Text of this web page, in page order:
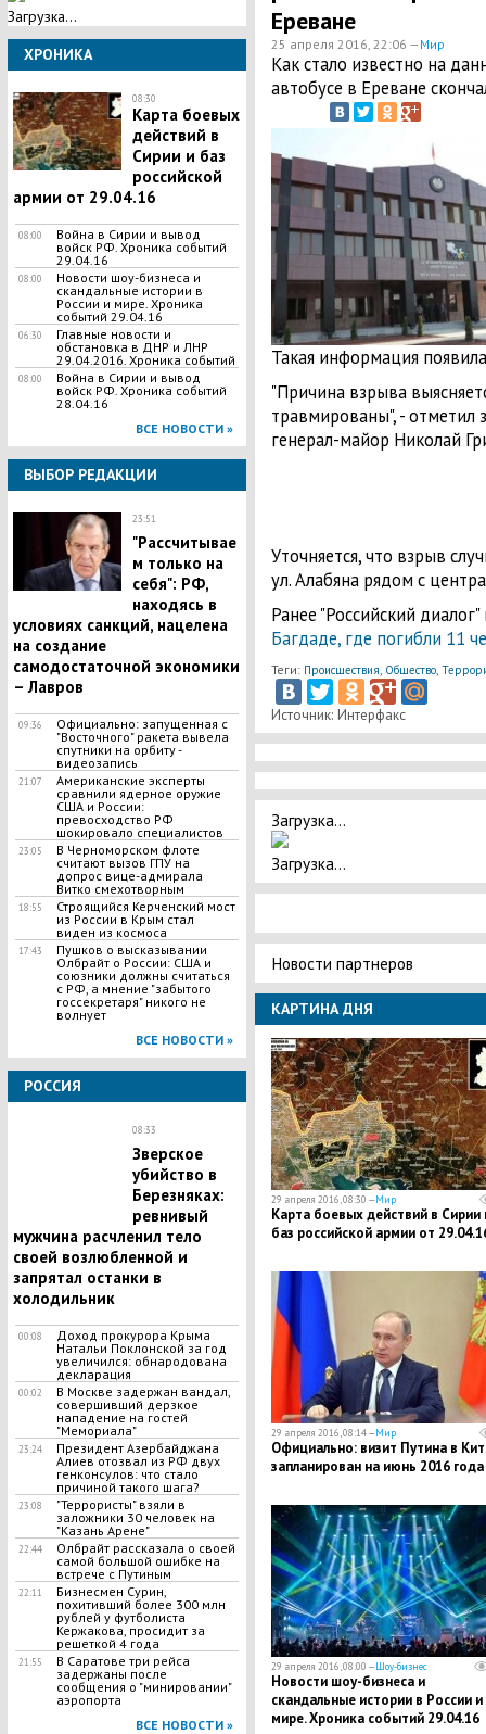
Загрузка...
ХРОНИКА
08:30
Карта боевых
действий в
Сирии и баз
российской
армии от 29.04.16
08:00
Война в Сирии и вывод
войск РФ. Хроника событий
29.04.16
08:00
Новости шоу-бизнеса и
скандальные истории в
России и мире. Хроника
событий 29.04.16
06:30
Главные новости и
обстановка в ДНР и ЛНР
29.04.2016. Хроника событий
08:00
Война в Сирии и вывод
войск РФ. Хроника событий
28.04.16
ВСЕ НОВОСТИ »
ВЫБОР РЕДАКЦИИ
23:51
"Рассчитывае
м только на
себя": РФ,
находясь в
условиях санкций, нацелена
на создание
самодостаточной экономики
– Лавров
09:36
Официально: запущенная с
"Восточного" ракета вывела
спутники на орбиту -
видеозапись
21:07
Американские эксперты
сравнили ядерное оружие
США и России:
превосходство РФ
шокировало специалистов
23:05
В Черноморском флоте
считают вызов ГПУ на
допрос вице-адмирала
Витко смехотворным
18:55
Строящийся Керченский мост
из России в Крым стал
виден из космоса
17:43
Пушков о высказывании
Олбрайт о России: США и
союзники должны считаться
с РФ, а мнение "забытого
госсекретаря" никого не
волнует
ВСЕ НОВОСТИ »
РОССИЯ
08:33
Зверское
убийство в
Березняках:
ревнивый
мужчина расчленил тело
своей возлюбленной и
запрятал останки в
холодильник
00:08
Доход прокурора Крыма
Натальи Поклонской за год
увеличился: обнародована
декларация
00:02
В Москве задержан вандал,
совершивший дерзкое
нападение на гостей
"Мемориала"
23:24
Президент Азербайджана
Алиев отозвал из РФ двух
генконсулов: что стало
причиной такого шага?
23:08
"Террористы" взяли в
заложники 30 человек на
"Казань Арене"
22:44
Олбрайт рассказала о своей
самой большой ошибке на
встрече с Путиным
22:11
Бизнесмен Сурин,
похитивший более 300 млн
рублей у футболиста
Кержакова, просидит за
решеткой 4 года
21:55
В Саратове три рейса
задержаны после
сообщения о "минировании"
аэропорта
ВСЕ НОВОСТИ »
Ереване
25 апреля 2016, 22:06 —Мир
Как стало известно на
автобусе в Ереване
Такая информация
"Причина взрыва
травмированы", -
генерал-майор Николай
Уточняется, что взрыв
ул. Алабяна рядом с
Ранее "Российский
Багдаде, где погибли 11
Теги: Происшествия Общество,
Источник: Интерфакс
Загрузка...
Загрузка...
Новости партнеров
КАРТИНА ДНЯ
29 апреля 2016, 08:30 —Мир
Карта боевых действий в Сирии
баз российской армии от
29 апреля 2016, 08:14 —Мир
Официально: визит Путина в
запланирован на июнь 2016 года
29 апреля 2016, 08:00 —Шоу-бизнес
Новости шоу-бизнеса и
скандальные истории в России и
мире. Хроника событий 29.04.16